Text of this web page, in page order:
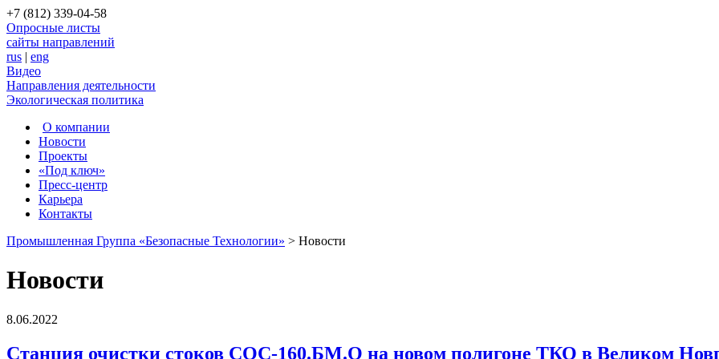
+7 (812) 339-04-58
Опросные листы
сайты направлений
rus | eng
Видео
Направления деятельности
Экологическая политика
О компании
Новости
Проекты
«Под ключ»
Пресс-центр
Карьера
Контакты
Промышленная Группа «Безопасные Технологии» > Новости
Новости
8.06.2022
Станция очистки стоков СОС-160.БМ.О на новом полигоне ТКО в Великом